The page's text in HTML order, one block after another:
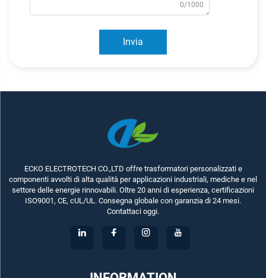
0/1000
Invia
ECKO ELECTROTECH CO.,LTD offre trasformatori personalizzati e
componenti avvolti di alta qualità per applicazioni industriali, mediche e nel
settore delle energie rinnovabili. Oltre 20 anni di esperienza, certificazioni
ISO9001, CE, cUL/UL. Consegna globale con garanzia di 24 mesi.
Contattaci oggi.